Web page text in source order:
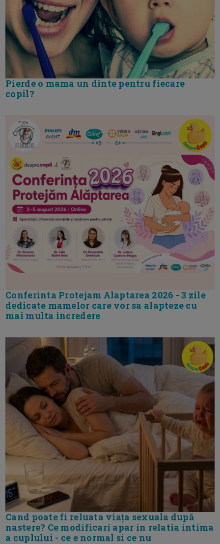
Pierde o mama un dinte pentru fiecare
copil?
Conferinta Protejam Alaptarea 2026 - 3 zile
dedicate mamelor care vor sa alapteze cu
mai multa incredere
Cand poate fi reluata viața sexuala după
nastere? Ce modificari apar in relatia intima
a cuplului - ce e normal si ce nu